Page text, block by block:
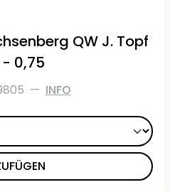
QW J. Topf
0,75
— INFO